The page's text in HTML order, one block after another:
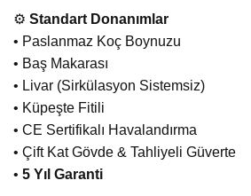
⚙️ Standart Donanımlar
• Paslanmaz Koç Boynuzu
• Baş Makarası
• Livar (Sirkülasyon Sistemsiz)
• Küpeşte Fitili
• CE Sertifikalı Havalandırma
• Çift Kat Gövde & Tahliyeli Güverte
• 5 Yıl Garanti